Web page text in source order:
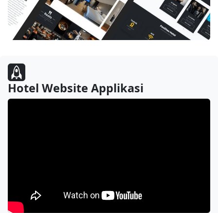
Hotel Website Applikasi